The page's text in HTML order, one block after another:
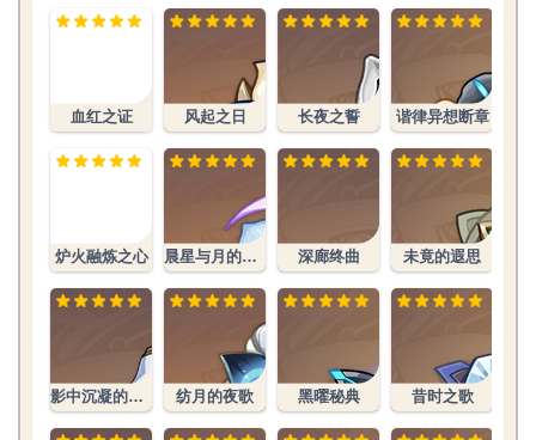
文件:血红之
血红之证
文件:炉火融
炉火融炼之心
影中沉凝的幻灭
风起之日
晨星与月的晓歌
纺月的夜歌
长夜之誓
深廊终曲
黑曜秘典
谐律异想断章
未竟的遐思
昔时之歌